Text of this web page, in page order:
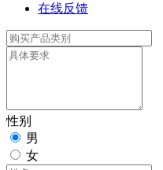
在线反馈
性别
男
女